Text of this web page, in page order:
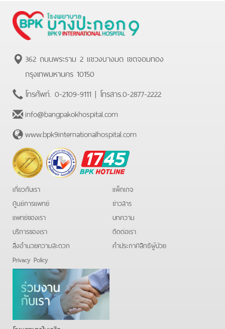
362 ถนนพระราม 2 แขวงบางมด เขตจอมทอง
กรุงเทพมหานคร 10150
โทรศัพท์. 0-2109-9111 | โทรสาร.0-2877-2222
info@bangpakokhospital.com
www.bpk9internationalhospital.com
BPK
Hotline
เกี่ยวกับเรา
ศูนย์การแพทย์
แพทย์ของเรา
บริการของเรา
สิ่งอำนวยความสะดวก
Privacy Policy
แพ็กเกจ
ข่าวสาร
บทความ
ติดต่อเรา
คําประกาศสิทธิผู้ป่วย